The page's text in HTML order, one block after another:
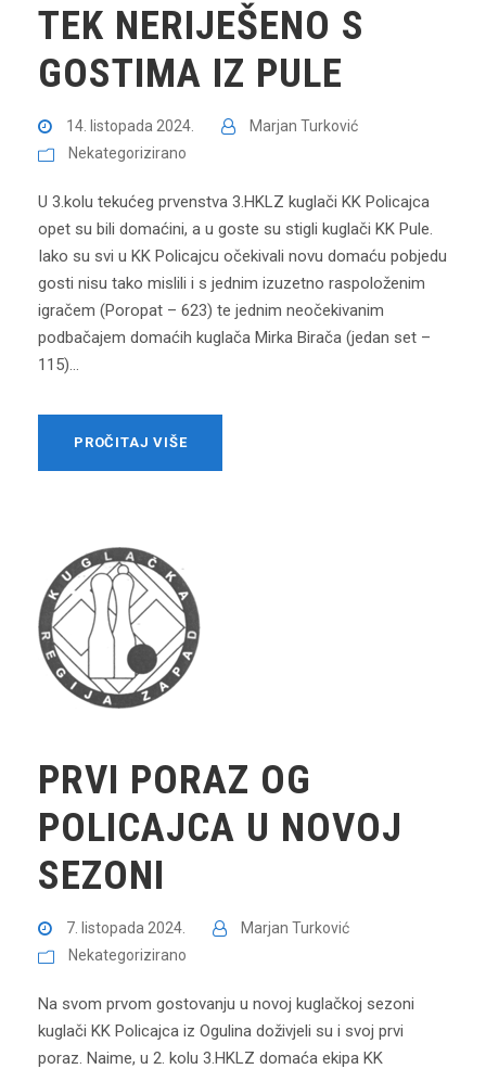
TEK NERIJEŠENO S
GOSTIMA IZ PULE
14. listopada 2024.
Marjan Turković
Nekategorizirano
U 3.kolu tekućeg prvenstva 3.HKLZ kuglači KK Policajca
opet su bili domaćini, a u goste su stigli kuglači KK Pule.
Iako su svi u KK Policajcu očekivali novu domaću pobjedu
gosti nisu tako mislili i s jednim izuzetno raspoloženim
igračem (Poropat – 623) te jednim neočekivanim
podbačajem domaćih kuglača Mirka Birača (jedan set –
115)...
PROČITAJ VIŠE
PRVI PORAZ OG
POLICAJCA U NOVOJ
SEZONI
7. listopada 2024.
Marjan Turković
Nekategorizirano
Na svom prvom gostovanju u novoj kuglačkoj sezoni
kuglači KK Policajca iz Ogulina doživjeli su i svoj prvi
poraz. Naime, u 2. kolu 3.HKLZ domaća ekipa KK